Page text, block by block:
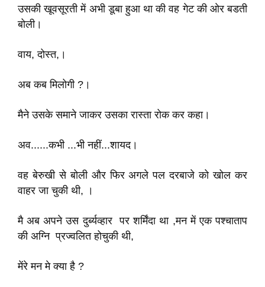
उसकी खूवसूरती में अभी डूबा हुआ था की वह गेट की ओर बडती
बोली।
वाय, दोस्त,।
अब कब मिलोगी ?।
मैने उसके समाने जाकर उसका रास्ता रोक कर कहा।
अव......कभी ...भी नहीं...शायद।
वह बेरुखी से बोली और फिर अगले पल दरबाजे को खोल कर
वाहर जा चुकी थी, ।
मै अब अपने उस दुर्ब्यव्हार पर शर्मिंदा था ,मन में एक पश्चाताप
की अग्नि प्रज्वलित होचुकी थी,
मेंरे मन मे क्या है ?